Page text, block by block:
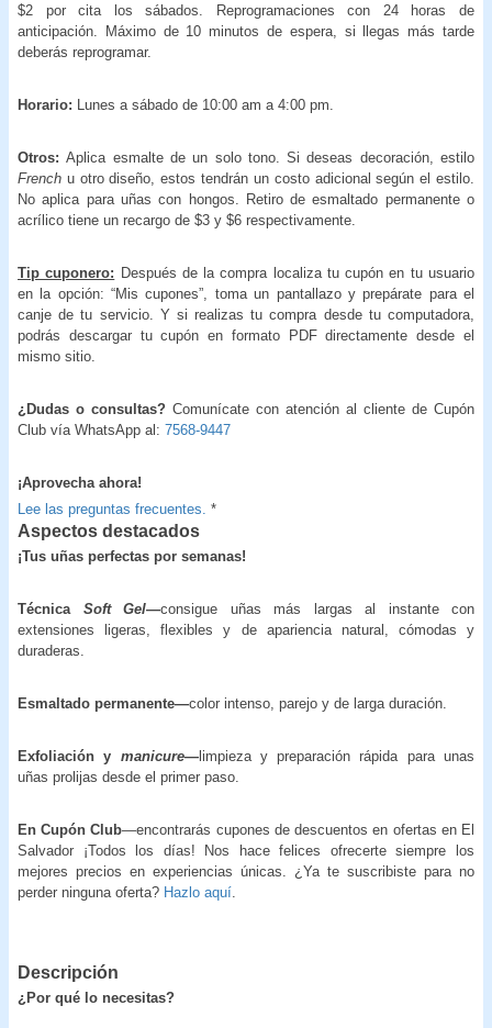
$2 por cita los sábados. Reprogramaciones con 24 horas de
anticipación. Máximo de 10 minutos de espera, si llegas más tarde
deberás reprogramar.
Horario: Lunes a sábado de 10:00 am a 4:00 pm.
Otros:Aplica esmalte de un solo tono. Si deseas decoración, estilo
French u otro diseño, estos tendrán un costo adicional según el estilo.
No aplica para uñas con hongos. Retiro de esmaltado permanente o
acrílico tiene un recargo de $3 y $6 respectivamente.
Tip cuponero: Después de la compra localiza tu cupón en tu usuario
en la opción: “Mis cupones”, toma un pantallazo y prepárate para el
canje de tu servicio. Y si realizas tu compra desde tu computadora,
podrás descargar tu cupón en formato PDF directamente desde el
mismo sitio.
¿Dudas o consultas? Comunícate con atención al cliente de Cupón
Club vía WhatsApp al: 7568-9447
¡Aprovecha ahora!
Lee las preguntas frecuentes. *
Aspectos destacados
¡Tus uñas perfectas por semanas!
Técnica Soft Gel—consigue uñas más largas al instante con
extensiones ligeras, flexibles y de apariencia natural, cómodas y
duraderas.
Esmaltado permanente—color intenso, parejo y de larga duración.
Exfoliación y manicure—limpieza y preparación rápida para unas
uñas prolijas desde el primer paso.
En Cupón Club—encontrarás cupones de descuentos en ofertas en El
Salvador ¡Todos los días! Nos hace felices ofrecerte siempre los
mejores precios en experiencias únicas. ¿Ya te suscribiste para no
perder ninguna oferta? Hazlo aquí
Descripción
¿Por qué lo necesitas?